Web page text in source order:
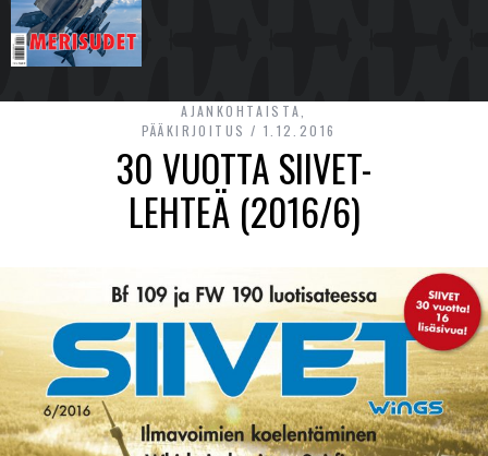
AJANKOHTAISTA
PÄÄKIRJOITUS
1.12.2016
30 VUOTTA SIIVET-
LEHTEÄ (2016/6)